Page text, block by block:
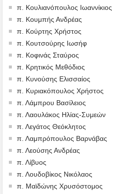
π. Κουλιανόπουλος Ιωαννίκιος
π. Κουμπής Ανδρέας
π. Κούρτης Χρήστος
π. Κουτσούρης Ιωσήφ
π. Κοφινάς Σταύρος
π. Κρητικός Μεθόδιος
π. Κυνούσης Ελισσαίος
π. Κυριακόπουλος Χρήστος
π. Λάμπρου Βασίλειος
π. Λαουλάκος Ηλίας-Συμεών
π. Λεγάτος Θεόκλητος
π. Λαμπρόπουλος Βαρνάβας
π. Λεούσης Ανδρέας
π. Λίβυος
π. Λουδοβίκος Νικόλαος
π. Μαϊδώνης Χρυσόστομος